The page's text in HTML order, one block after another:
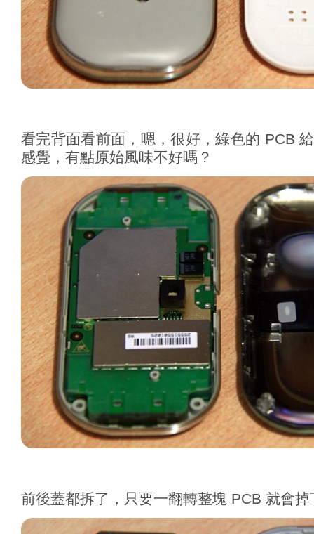
看完背面看前面，嗯，很好，綠色的 PCB
感覺，有點原始風味不好嗎？
前後蓋都拆了，只要一翻轉整塊 PCB 就會掉